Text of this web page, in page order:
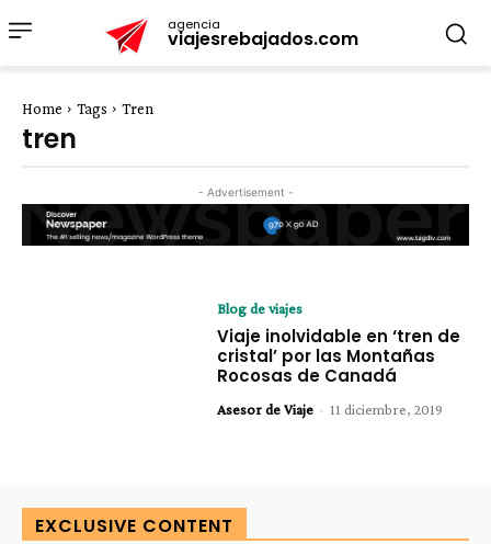
agencia
viajesrebajados.com
Home Tags Tren
tren
- Advertisement -
Blog de viajes
Viaje inolvidable en ‘tren de
cristal’ por las Montañas
Rocosas de Canadá
Asesor de Viaje - 11 diciembre, 2019
EXCLUSIVE CONTENT